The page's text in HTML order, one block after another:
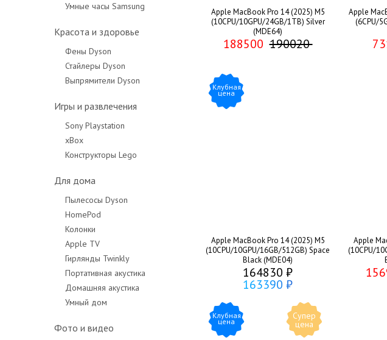
Умные часы Samsung
Красота и здоровье
Фены Dyson
Стайлеры Dyson
Выпрямители Dyson
Игры и развлечения
Sony Playstation
xBox
Конструкторы Lego
Для дома
Пылесосы Dyson
HomePod
Колонки
Apple TV
Гирлянды Twinkly
Портативная акустика
Домашняя акустика
Умный дом
Фото и видео
Apple MacBook Pro 14 (2025) M5
(10CPU/10GPU/24GB/1TB) Silver
(MDE64)
188500 190020
Apple
(6CPU/
Клубная
цена
Apple MacBook Pro 14 (2025) M5
(10CPU/10GPU/16GB/512GB) Space
Black (MDE04)
164830 ₽
163390 ₽
Apple
(10CPU/
Супер
цена
Клубная
цена